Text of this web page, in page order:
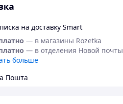
на доставку Smart
— в магазины Rozetka
— в отделения Новой почты
больше
Пошта